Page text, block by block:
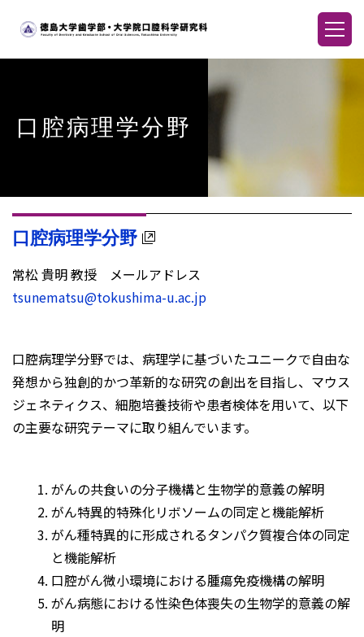
口腔病理学分野
口腔病理学分野
常松 貴明 教授 メールアドレス
tsunematsu@tokushima-u.ac.jp
口腔病理学分野では、病理学に基づいたユニークで自由な
発想から独創的かつ革新的な研究の創出を目指し、マウス
ジェネティクス、細胞培養技術や患者検体を用いて、以下
の主要な研究テーマに取り組んでいます。
がんの共食いの分子機構と生物学的意義の解明
がん特異的特殊化リボソームの同定と機能解析
がん種特異的に形成されるタンパク質複合体の同定
と機能解析
口腔がん微小環境における腫瘍免疫機構の解明
がん病態における性染色体喪失の生物学的意義の解
明